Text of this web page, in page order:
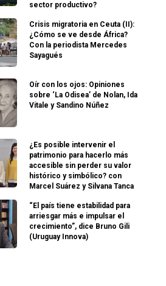
sector productivo?
Crisis migratoria en Ceuta (II):
¿Cómo se ve desde África?
Con la periodista Mercedes
Sayagués
Oír con los ojos: Opiniones
sobre ‘La Odisea’ de Nolan, Ida
Vitale y Sandino Núñez
¿Es posible intervenir el
patrimonio para hacerlo más
accesible sin perder su valor
histórico y simbólico? con
Marcel Suárez y Silvana Tanca
“El país tiene estabilidad para
arriesgar más e impulsar el
crecimiento”, dice Bruno Gili
(Uruguay Innova)